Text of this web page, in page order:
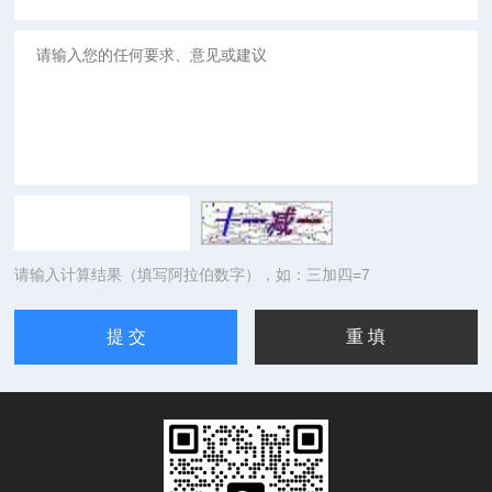
请输入计算结果（填写阿拉伯数字），如：三加四=7